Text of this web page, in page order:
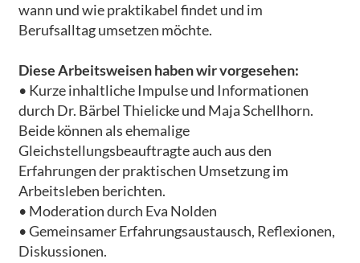
wann und wie praktikabel findet und im
Berufsalltag umsetzen möchte.
Diese Arbeitsweisen haben wir vorgesehen:
• Kurze inhaltliche Impulse und Informationen
durch Dr. Bärbel Thielicke und Maja Schellhorn.
Beide können als ehemalige
Gleichstellungsbeauftragte auch aus den
Erfahrungen der praktischen Umsetzung im
Arbeitsleben berichten.
• Moderation durch Eva Nolden
• Gemeinsamer Erfahrungsaustausch, Reflexionen,
Diskussionen.